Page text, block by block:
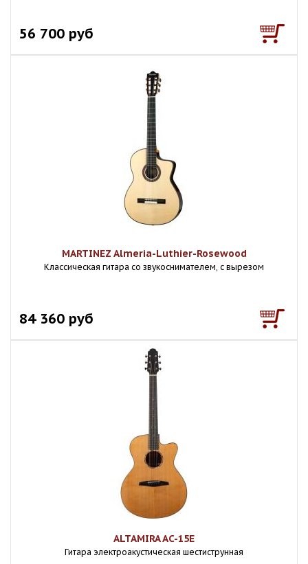
56 700 руб
MARTINEZ Almeria-Luthier-Rosewood
Классическая гитара со звукоснимателем, с вырезом
84 360 руб
ALTAMIRA AC-15E
Гитара электроакустическая шестиструнная